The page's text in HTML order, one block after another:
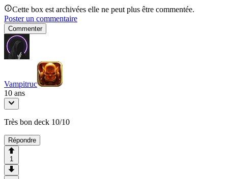
Cette box est archivées elle ne peut plus être commentée.
Poster un commentaire
Commenter
Vampitruc
10 ans
Très bon deck 10/10
Répondre
1